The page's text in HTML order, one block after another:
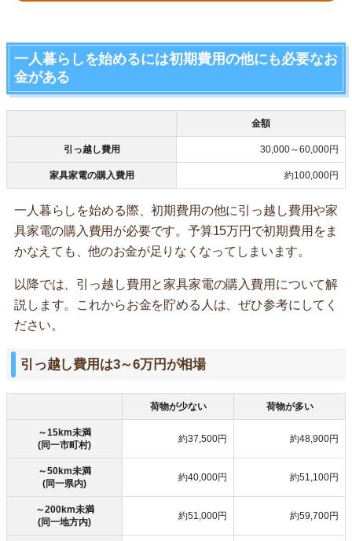
一人暮らしを始めるには初期費用の他にも必要なお
金がある
金額
引っ越し費用 30,000～60,000円
家具家電の購入費用 約100,000円
一人暮らしを始める際、初期費用の他に引っ越し費用や家
具家電の購入費用が必要です。予算15万円で初期費用をま
かなえても、他のお金が足りなくなってしまいます。
以降では、引っ越し費用と家具家電の購入費用について解
説します。これからお金を貯める人は、ぜひ参考にしてく
ださい。
引っ越し費用は3～6万円が相場
荷物が少ない 荷物が多い
～15km未満
(同一市町村)
約37,500円 約48,900円
～50km未満
(同一県内)
約40,000円 約51,100円
～200km未満
(同一地方内)
約51,000円 約59,700円